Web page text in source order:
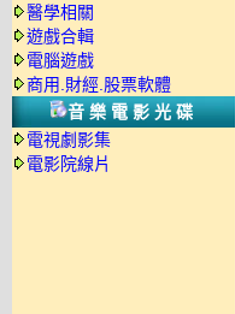
醫學相關
遊戲合輯
電腦遊戲
商用.財經.股票軟體
音樂電影光碟
電視劇影集
電影院線片